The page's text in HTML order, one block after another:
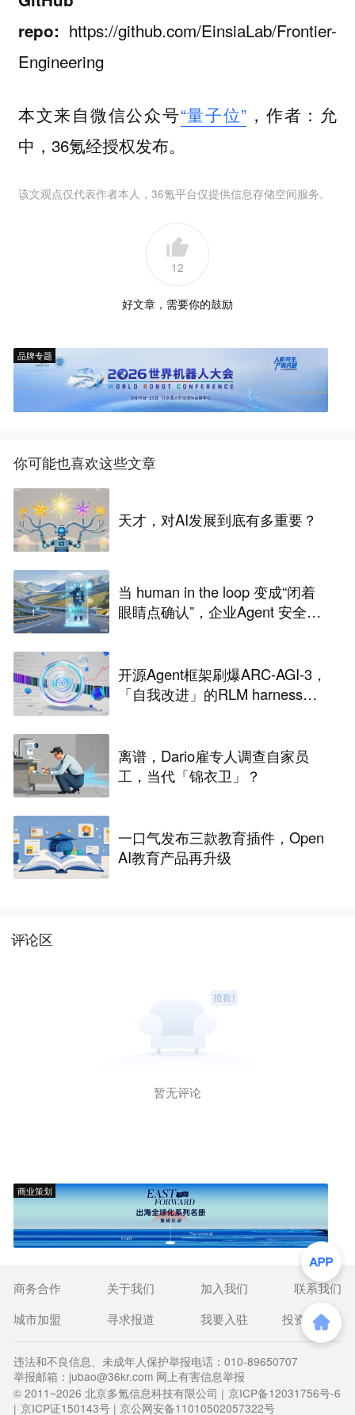
repo: https://github.com/EinsiaLab/Frontier-
Engineering
本文来自微信公众号“量子位” ，作者：允
中，36氪经授权发布。
该文观点仅代表作者本人，36氪平台仅提供信息存储空间服务。
12
好文章，需要你的鼓励
品牌专题
你可能也喜欢这些文章
天才，对AI发展到底有多重要？
当 human in the loop 变成“闭着
眼睛点确认”，企业Agent 安全还
开源Agent框架刷爆ARC-AGI-3，
「自我改进」的RLM harness引
离谱，Dario雇专人调查自家员
工，当代「锦衣卫」？
一口气发布三款教育插件，Open
AI教育产品再升级
评论区
暂无评论
商业策划
商务合作 关于我们 加入我们
联系我们
城市加盟
寻求报道 我要入驻 投资者关系
违法和不良信息、未成年人保护举报电话：010-89650707
举报邮箱：jubao@36kr.com 网上有害信息举报
© 2011~2026 北京多氪信息科技有限公司 | 京ICP备12031756号-6
| 京ICP证150143号 | 京公网安备11010502057322号